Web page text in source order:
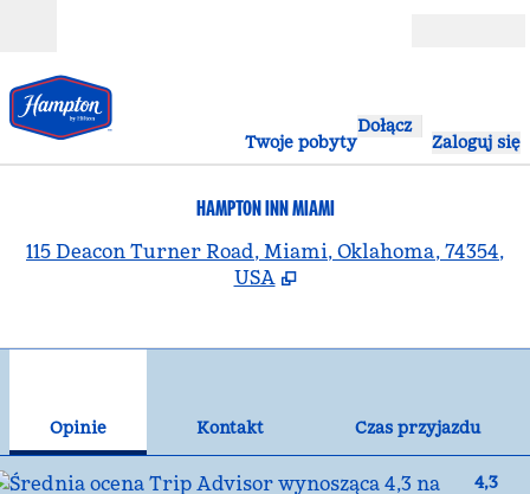
Twoje pobyty
Dołącz
Zaloguj się
HAMPTON INN MIAMI
115 Deacon Turner Road, Miami, Oklahoma, 74354,
USA
Opinie Kontakt
Czas przyjazdu
4,3